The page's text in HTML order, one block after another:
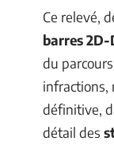
Ce relevé,
barres 2D-
du
infractions,
définitive,
détail des